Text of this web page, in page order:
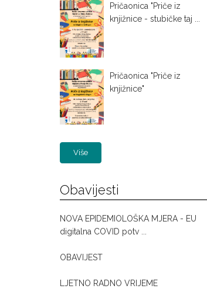
Pričaonica "Priče iz
knjižnice - stubičke taj ...
Pričaonica "Priče iz
knjižnice"
Više
Obavijesti
NOVA EPIDEMIOLOŠKA MJERA - EU
digitalna COVID potv ...
OBAVIJEST
LJETNO RADNO VRIJEME